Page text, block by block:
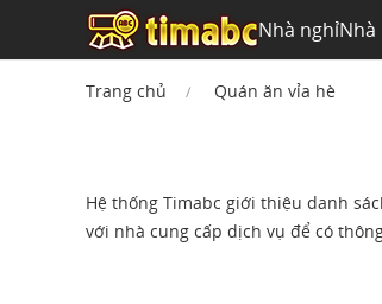
Nhà nghỉNhà
Trang chủ Quán ăn vỉa hè
Hệ thống Timabc giới thiệu danh
với nhà cung cấp dịch vụ để có